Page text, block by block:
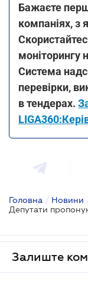
Бажаєте
компаніях, з
моніторингу
Система
перевірки,
в тендерах.
Головна / Новини
Залиште